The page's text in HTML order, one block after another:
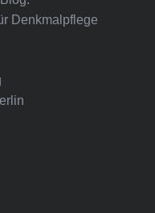
Denkmalpflege